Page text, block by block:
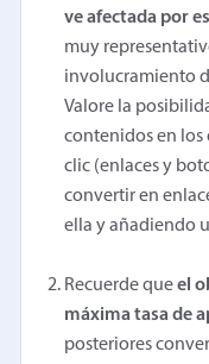
ve afectada por
muy
involucramiento
Valore la
contenidos en los
clic (enlaces y
convertir en
ella y añadiendo
Recuerde queel
máxima tasa de
posteriores